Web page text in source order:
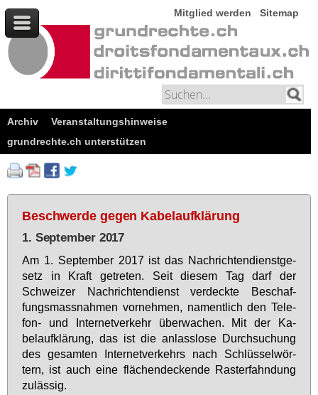
Mitglied werden Sitemap
Archiv
Veranstaltungshinweise
grundrechte.ch unterstützen
Beschwerde gegen Kabelaufklärung
1. September 2017
Am 1. Sep­tem­ber 2017 ist das Nach­rich­ten­dienst­ge­
setz in Kraft ge­tre­ten. Seit die­sem Tag darf der
Schwei­zer Nach­rich­ten­dienst ver­deck­te Be­schaf­
fungs­mass­nah­men vor­neh­men, na­ment­lich den Te­le­
fon- und In­ter­net­ver­kehr über­wa­chen. Mit der Ka­
belauf­klä­rung, das ist die an­lass­lo­se Durch­su­chung
des ge­sam­ten In­ter­net­ver­kehrs nach Schlüs­sel­wör­
tern, ist auch ei­ne flä­chen­de­cken­de Ras­ter­fahn­dung
zu­läs­sig.